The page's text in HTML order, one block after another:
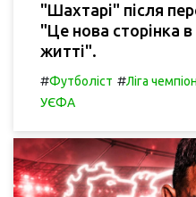
"Шахтарі" після
"Це нова сторінка
житті".
#Футболіст #Ліга
УЄФА